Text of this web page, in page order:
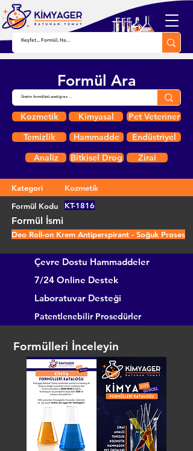
Formül Ara
Kozmetik Kimyasal
Pet Veteriner
Temizlik
Hammadde
Endüstriyel
Analiz
Bitkisel Drog Zirai
Kategori
Kozmetik
Formül Kodu
KT-1816
Formül İsmi
Deo Roll-on Krem Antiperspirant - Soğuk Proses
Çevre Dostu Hammaddeler
7/24 Online Destek
Laboratuvar Desteği
Patentlenebilir Prosedürler
Formülleri İnceleyin